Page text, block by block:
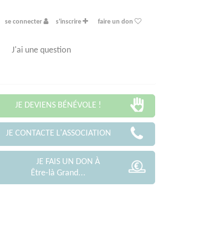
se connecter s'inscrire faire un don
J'ai une question
JE DEVIENS BÉNÉVOLE !
JE CONTACTE L'ASSOCIATION
JE FAIS UN DON À
Être-là Grand...